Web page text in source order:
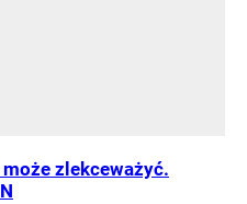
zlekceważyć.